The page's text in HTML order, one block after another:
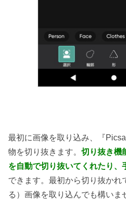
最初に画像を取り込み、『
物を切り抜きます。 切り抜き機
を自動で切り抜いてくれたり、
できます。最初から切り抜かれ
る）画像を取り込んでも構いま